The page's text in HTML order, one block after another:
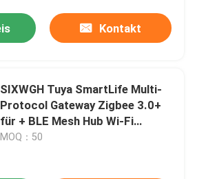
Kontakt
SIXWGH Tuya SmartLife Multi-
Protocol Gateway Zigbee 3.0+
für + BLE Mesh Hub Wi-Fi
funktioniert mit Alexa/Google
MOQ：50